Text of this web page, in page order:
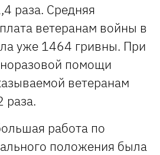
раза. Средняя
ветеранам войны в
уже 1464 гривны. При
помощи
ветеранам
раза.
работа по
положения была